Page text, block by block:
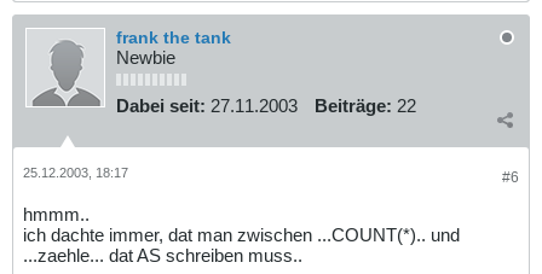
frank the tank
Newbie
Dabei seit: 27.11.2003 Beiträge: 22
#6
25.12.2003, 18:17
hmmm..
ich dachte immer, dat man zwischen ...COUNT(*).. und
...zaehle... dat AS schreiben muss..